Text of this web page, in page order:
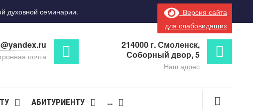
духовной семинарии.
Версия сайта
для слабовидящих
почта
214000 г. Смоленск,
Соборный двор, 5
Наш адрес
АБИТУРИЕНТУ …